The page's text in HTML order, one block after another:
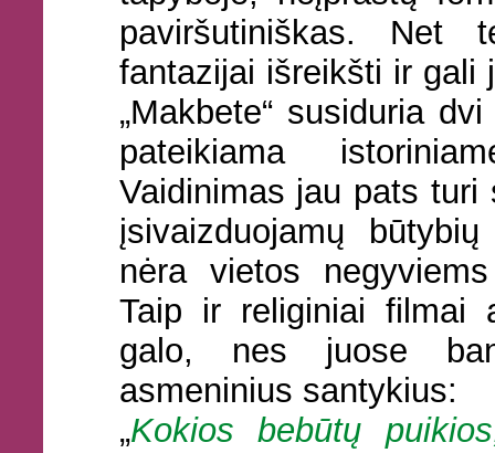
paviršutiniškas. Net
fantazijai išreikšti ir
„Makbete“ susiduria
pateikiama
Vaidinimas jau pats
įsivaizduojamų
nėra vietos
Taip ir religiniai filmai
galo, nes juose
asmeninius santykius:
„Kokios bebūtų